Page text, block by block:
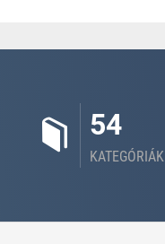
54
KATEGÓRIÁK